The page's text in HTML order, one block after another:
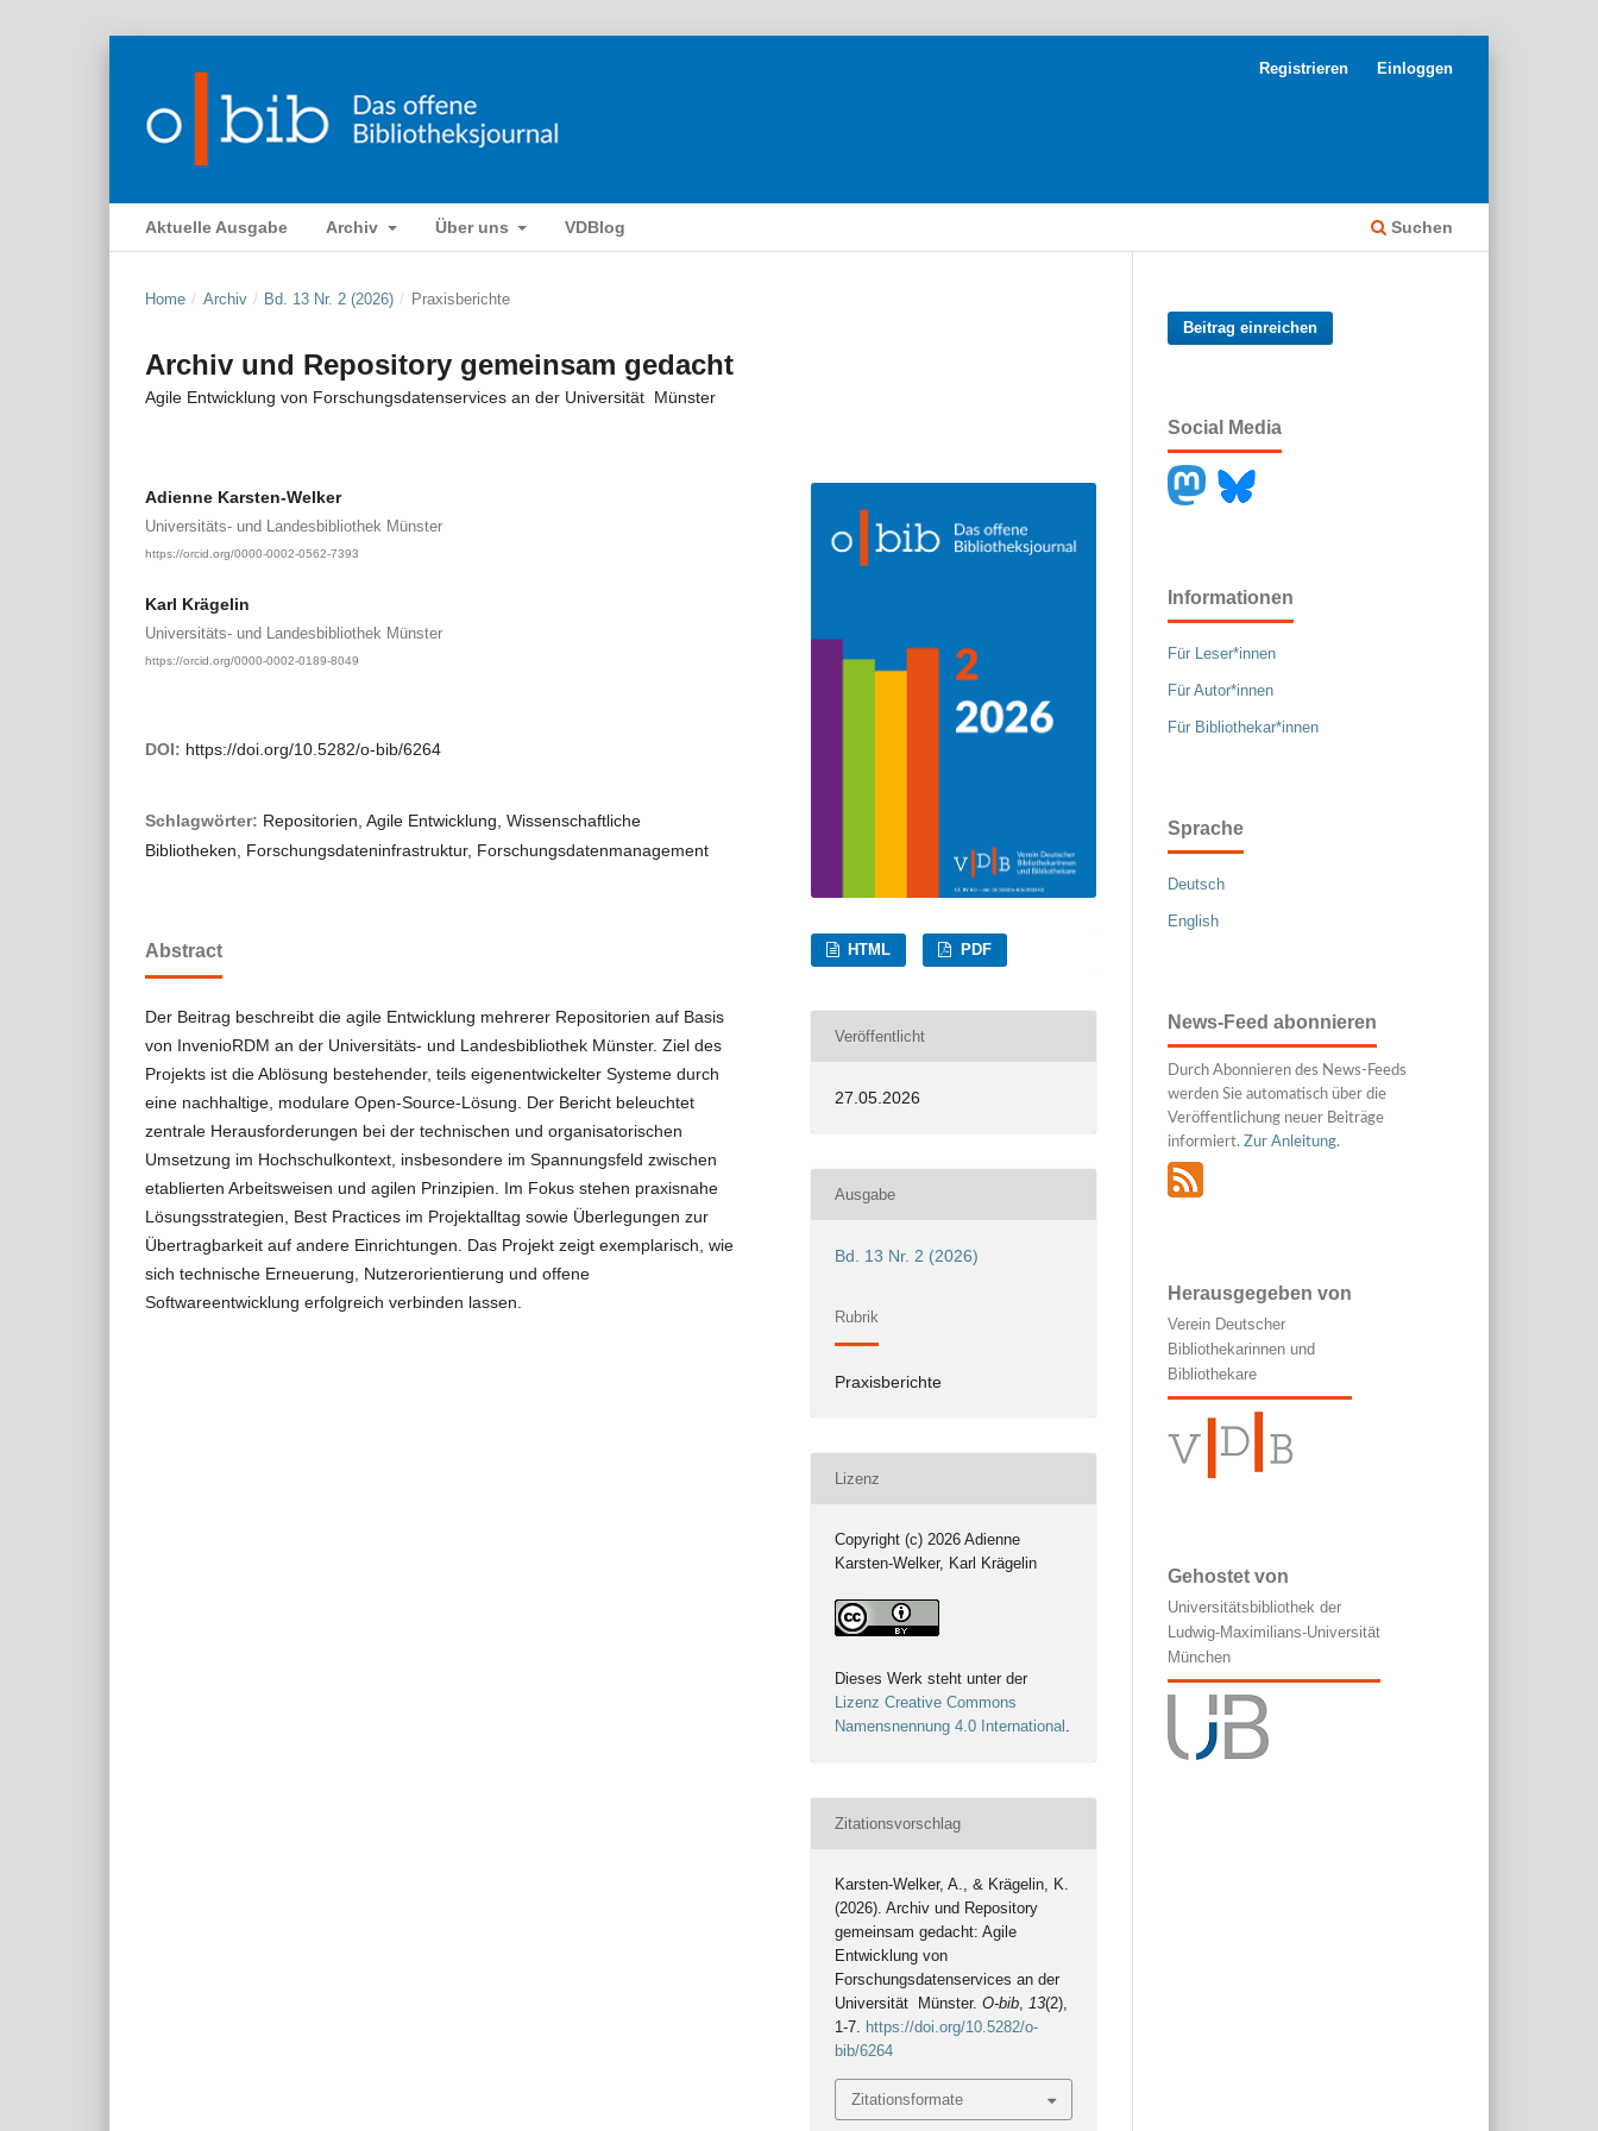
Aktuelle Ausgabe Archiv Über uns VDBlog Suchen
Registrieren Einloggen
Home / Archiv / Bd. 13 Nr. 2 (2026) / Praxisberichte
Archiv und Repository gemeinsam gedacht
Agile Entwicklung von Forschungsdatenservices an der Universität Münster
Adienne Karsten-Welker
Universitäts- und Landesbibliothek Münster
https://orcid.org/0000-0002-0562-7393
Karl Krägelin
Universitäts- und Landesbibliothek Münster
https://orcid.org/0000-0002-0189-8049
DOI: https://doi.org/10.5282/o-bib/6264
Schlagwörter: Repositorien, Agile Entwicklung, Wissenschaftliche
Bibliotheken, Forschungsdateninfrastruktur, Forschungsdatenmanagement
Abstract
Der Beitrag beschreibt die agile Entwicklung mehrerer Repositorien auf Basis
von InvenioRDM an der Universitäts- und Landesbibliothek Münster. Ziel des
Projekts ist die Ablösung bestehender, teils eigenentwickelter Systeme durch
eine nachhaltige, modulare Open-Source-Lösung. Der Bericht beleuchtet
zentrale Herausforderungen bei der technischen und organisatorischen
Umsetzung im Hochschulkontext, insbesondere im Spannungsfeld zwischen
etablierten Arbeitsweisen und agilen Prinzipien. Im Fokus stehen praxisnahe
Lösungsstrategien, Best Practices im Projektalltag sowie Überlegungen zur
Übertragbarkeit auf andere Einrichtungen. Das Projekt zeigt exemplarisch, wie
sich technische Erneuerung, Nutzerorientierung und offene
Softwareentwicklung erfolgreich verbinden lassen.
HTML PDF
Veröffentlicht
27.05.2026
Ausgabe
Bd. 13 Nr. 2 (2026)
Rubrik
Praxisberichte
Lizenz
Copyright (c) 2026 Adienne
Karsten-Welker, Karl Krägelin
Dieses Werk steht unter der
Lizenz Creative Commons
Namensnennung 4.0 International .
Zitationsvorschlag
Karsten-Welker, A., & Krägelin, K.
(2026). Archiv und Repository
gemeinsam gedacht: Agile
Entwicklung von
Forschungsdatenservices an der
Universität Münster.O-bib,13(2),
1-7. https://doi.org/10.5282/o-
bib/6264
Zitationsformate
Beitrag einreichen
Social Media
Informationen
Für Leser*innen
Für Autor*innen
Für Bibliothekar*innen
Sprache
Deutsch
English
News-Feed abonnieren
Durch Abonnieren des News-Feeds
werden Sie automatisch über die
Veröffentlichung neuer Beiträge
informiert. Zur Anleitung.
Herausgegeben von
Verein Deutscher
Bibliothekarinnen und
Bibliothekare
Gehostet von
Universitätsbibliothek der
Ludwig-Maximilians-Universität
München